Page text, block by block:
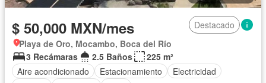
$ 50,000 MXN/mes
Destacado
Playa de Oro, Mocambo, Boca del Río
3 Recámaras
2.5 Baños
225 m²
Aire acondicionado
Estacionamiento
Electricidad